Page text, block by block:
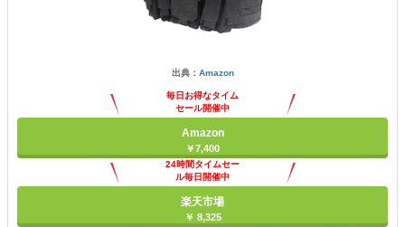
出典： Amazon
毎日お得なタイム
セール開催中
Amazon
￥7,400
24時間タイムセー
ル毎日開催中
楽天市場
￥ 8,325